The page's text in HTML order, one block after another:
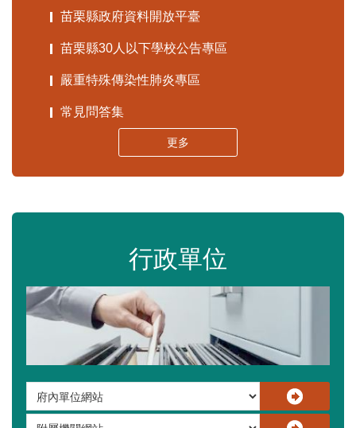
苗栗縣政府資料開放平臺
苗栗縣30人以下學校公告專區
嚴重特殊傳染性肺炎專區
常見問答集
更多
行政單位